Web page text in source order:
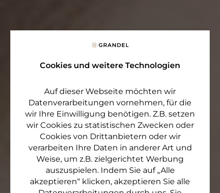
Cookies und weitere Technologien
Auf dieser Webseite möchten wir
Datenverarbeitungen vornehmen, für die
wir Ihre Einwilligung benötigen. Z.B. setzen
wir Cookies zu statistischen Zwecken oder
Cookies von Drittanbietern oder wir
verarbeiten Ihre Daten in anderer Art und
Weise, um z.B. zielgerichtet Werbung
auszuspielen. Indem Sie auf „Alle
akzeptieren“ klicken, akzeptieren Sie alle